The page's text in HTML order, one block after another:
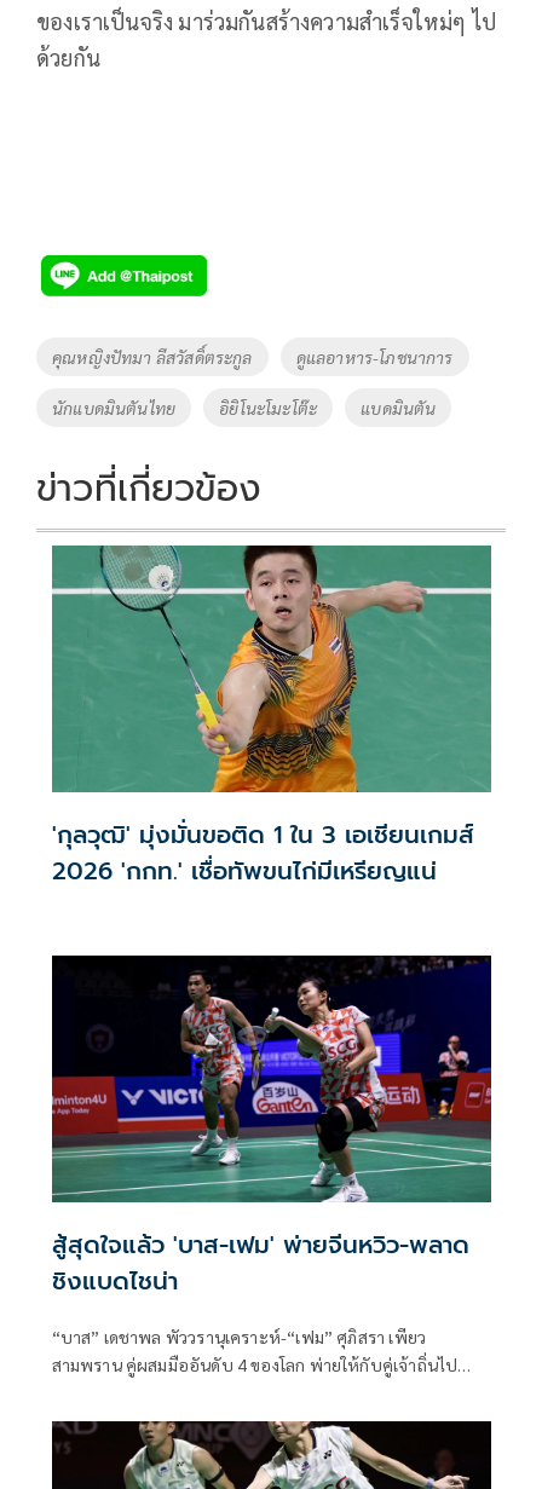
ของเราเป็นจริง มาร่วมกันสร้างความสำเร็จใหม่ๆ ไป
ด้วยกัน
Tags
คุณหญิงปัทมา ลีสวัสดิ์ตระกูล ดูแลอาหาร-โภชนาการ
นักแบดมินตันไทย อิยิโนะโมะโต๊ะ แบดมินตัน
ข่าวที่เกี่ยวข้อง
'กุลวุฒิ' มุ่งมั่นขอติด 1 ใน 3 เอเชียนเกมส์
2026 'กกท.' เชื่อทัพขนไก่มีเหรียญแน่
สู้สุดใจแล้ว 'บาส-เฟม' พ่ายจีนหวิว-พลาด
ชิงแบดไชน่า
“บาส” เดชาพล พัววรานุเคราะห์-“เฟม” ศุภิสรา เพียว
สามพราน คู่ผสมมืออันดับ 4 ของโลก พ่ายให้กับคู่เจ้าถิ่นไป
น่า โอ